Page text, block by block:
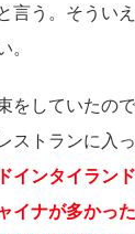
言う。そうい
をしていたの
ストランに入
インタイラン
イナが多かっ